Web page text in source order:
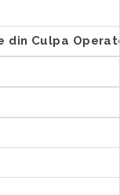
din Culpa